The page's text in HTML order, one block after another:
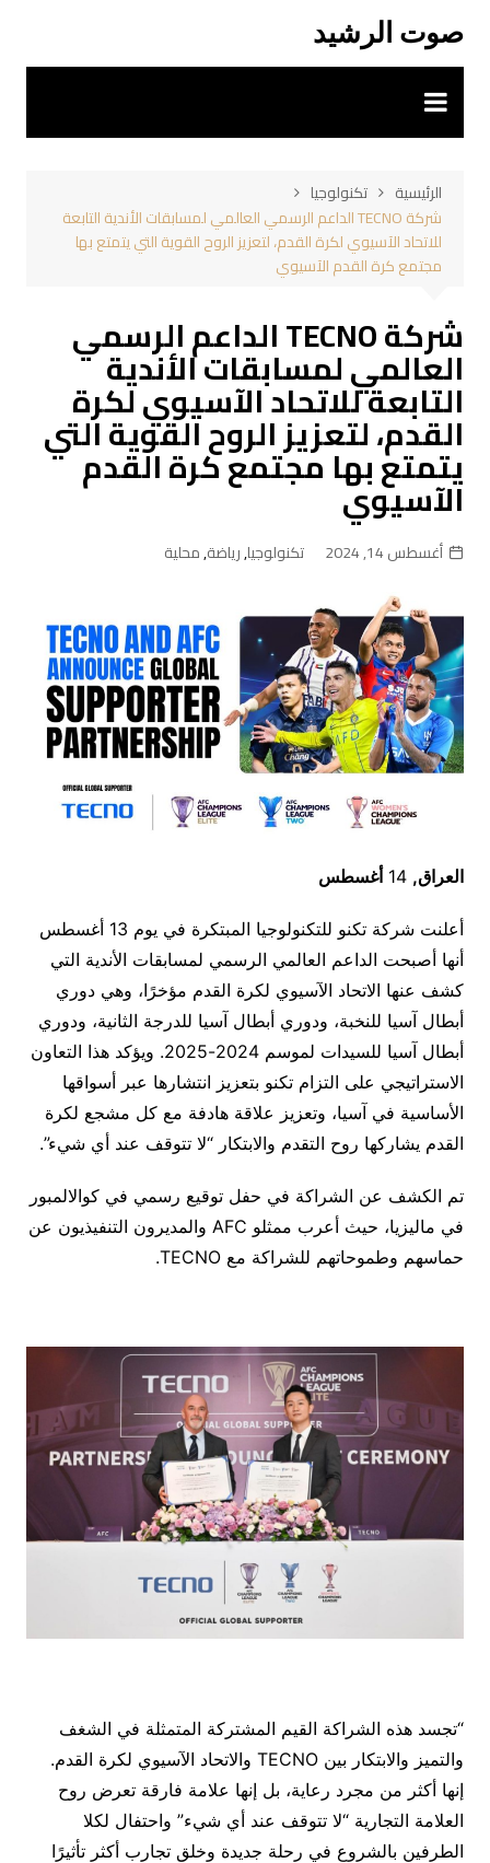
المحتوى
صوت الرشيد
الرئيسية
تكنولوجيا
شركة TECNO الداعم الرسمي العالمي لمسابقات الأندية التابعة
للاتحاد الآسيوي لكرة القدم، لتعزيز الروح القوية التي يتمتع بها
مجتمع كرة القدم الآسيوي
شركة TECNO الداعم الرسمي
العالمي لمسابقات الأندية
التابعة للاتحاد الآسيوي لكرة
القدم، لتعزيز الروح القوية التي
يتمتع بها مجتمع كرة القدم
الآسيوي
أغسطس 14, 2024 تكنولوجيا,رياضة,محلية
العراق, أغسطس
أعلنت شركة تكنو للتكنولوجيا المبتكرة في يوم 13 أغسطس
أنها أصبحت الداعم العالمي الرسمي لمسابقات الأندية التي
كشف عنها الاتحاد الآسيوي لكرة القدم مؤخرًا، وهي دوري
أبطال آسيا للنخبة، ودوري أبطال آسيا للدرجة الثانية، ودوري
أبطال آسيا للسيدات لموسم 2024-2025. ويؤكد هذا التعاون
الاستراتيجي على التزام تكنو بتعزيز انتشارها عبر أسواقها
الأساسية في آسيا، وتعزيز علاقة هادفة مع كل مشجع لكرة
القدم يشاركها روح التقدم والابتكار “لا تتوقف عند أي شيء”.
تم الكشف عن الشراكة في حفل توقيع رسمي في كوالالمبور
في ماليزيا، حيث أعرب ممثلو AFC والمديرون التنفيذيون عن
حماسهم وطموحاتهم للشراكة مع TECNO.
“تجسد هذه الشراكة القيم المشتركة المتمثلة في الشغف
والتميز والابتكار بين TECNO والاتحاد الآسيوي لكرة القدم.
إنها أكثر من مجرد رعاية، بل إنها علامة فارقة تعرض روح
العلامة التجارية “لا تتوقف عند أي شيء” واحتفال لكلا
الطرفين بالشروع في رحلة جديدة وخلق تجارب أكثر تأثيرًا